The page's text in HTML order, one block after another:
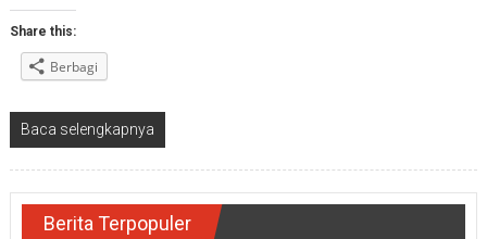
Share this:
Berbagi
Baca selengkapnya
Berita Terpopuler